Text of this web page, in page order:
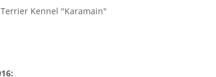
Kennel "Karamain"